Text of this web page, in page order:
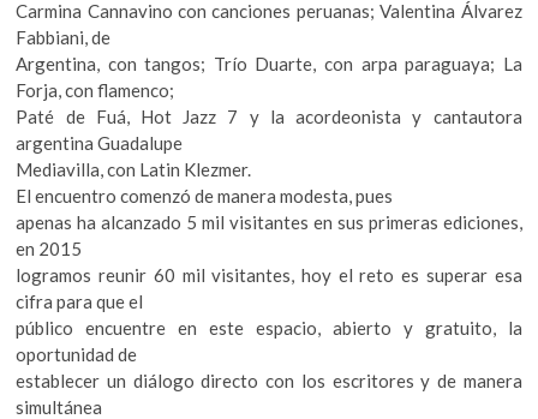
Carmina Cannavino con canciones peruanas; Valentina Álvarez
Fabbiani, de
Argentina, con tangos; Trío Duarte, con arpa paraguaya; La
Forja, con flamenco;
Paté de Fuá, Hot Jazz 7 y la acordeonista y cantautora
argentina Guadalupe
Mediavilla, con Latin Klezmer.
El encuentro comenzó de manera modesta, pues
apenas ha alcanzado 5 mil visitantes en sus primeras ediciones,
en 2015
logramos reunir 60 mil visitantes, hoy el reto es superar esa
cifra para que el
público encuentre en este espacio, abierto y gratuito, la
oportunidad de
establecer un diálogo directo con los escritores y de manera
simultánea